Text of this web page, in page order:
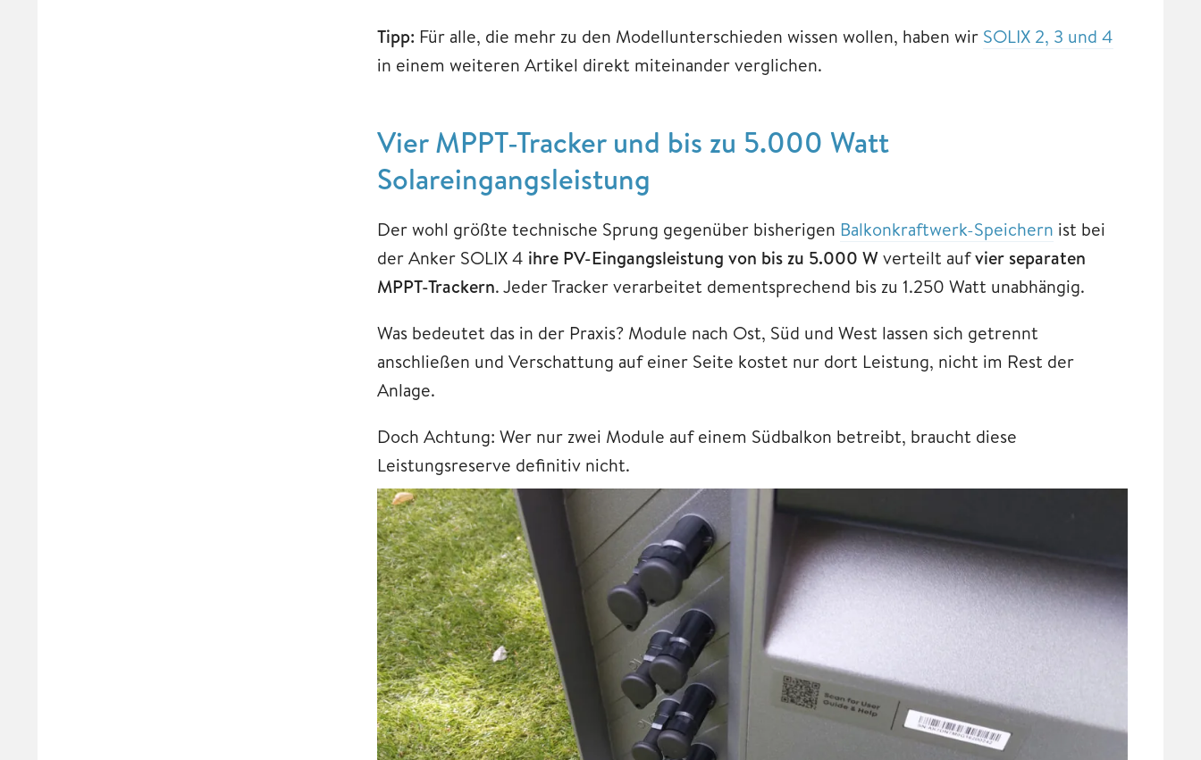
Tipp: Für alle, die mehr zu den Modellunterschieden wissen wollen, haben wir SOLIX 2, 3 und 4
in einem weiteren Artikel direkt miteinander verglichen.
Vier MPPT-Tracker und bis zu 5.000 Watt
Solareingangsleistung
Der wohl größte technische Sprung gegenüber bisherigen Balkonkraftwerk-Speichern ist bei
der Anker SOLIX 4 ihre PV-Eingangsleistung von bis zu 5.000 Wverteilt aufvier separaten
MPPT-Trackern. Jeder Tracker verarbeitet dementsprechend bis zu 1.250 Watt unabhängig.
Was bedeutet das in der Praxis? Module nach Ost, Süd und West lassen sich getrennt
anschließen und Verschattung auf einer Seite kostet nur dort Leistung, nicht im Rest der
Anlage.
Doch Achtung: Wer nur zwei Module auf einem Südbalkon betreibt, braucht diese
Leistungsreserve definitiv nicht.